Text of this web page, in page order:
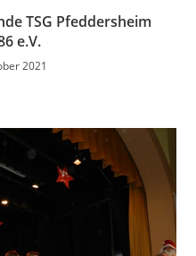
TSG Pfeddersheim
e.V.
2021